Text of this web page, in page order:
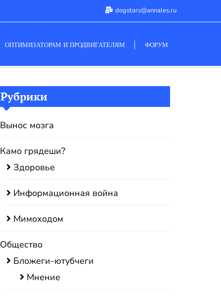
dogstars@annales.ru
ОПТИМИЗАТОРАМ И ПРОДВИГАТЕЛЯМ ФОРУМ
Рубрики
Вынос мозга
Камо грядеши?
Здоровье
Информационная война
Мимоходом
Общество
Бложеги-ютубчеги
Мнение